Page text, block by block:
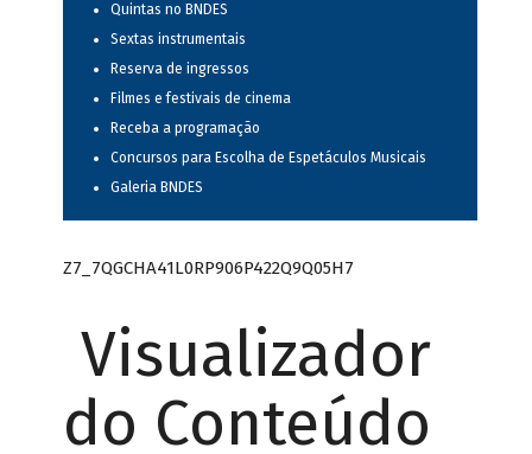
Quintas no BNDES
Sextas instrumentais
Reserva de ingressos
Filmes e festivais de cinema
Receba a programação
Concursos para Escolha de Espetáculos Musicais
Galeria BNDES
Z7_7QGCHA41L0RP906P422Q9Q05H7
Visualizador
do Conteúdo